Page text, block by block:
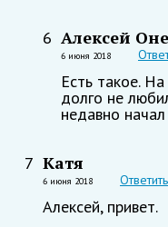
6 Алексей
6 июня 2018
Есть такое.
долго не
недавно начал
7 Катя
6 июня 2018 Ответить
Алексей, привет.